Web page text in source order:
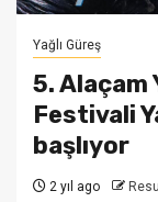
Yağlı Güreş
5. Alaçam
Festivali
başlıyor
2 yıl ago